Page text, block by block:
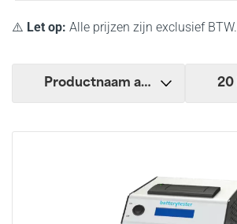
⚠️ Let op: Alle prijzen zijn exclusief BTW.